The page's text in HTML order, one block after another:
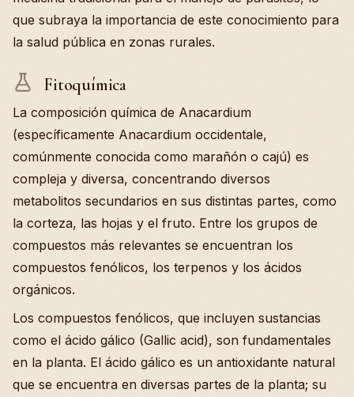
que subraya la importancia de este conocimiento para
la salud pública en zonas rurales.
Fitoquímica
La composición química de Anacardium
(específicamente Anacardium occidentale,
comúnmente conocida como marañón o cajú) es
compleja y diversa, concentrando diversos
metabolitos secundarios en sus distintas partes, como
la corteza, las hojas y el fruto. Entre los grupos de
compuestos más relevantes se encuentran los
compuestos fenólicos, los terpenos y los ácidos
orgánicos.
Los compuestos fenólicos, que incluyen sustancias
como el ácido gálico (Gallic acid), son fundamentales
en la planta. El ácido gálico es un antioxidante natural
que se encuentra en diversas partes de la planta; su